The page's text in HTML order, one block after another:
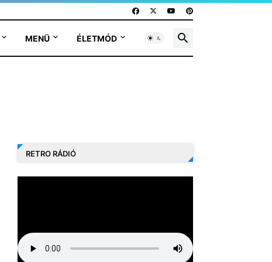
MENÜ ÉLETMÓD
RETRO RÁDIÓ